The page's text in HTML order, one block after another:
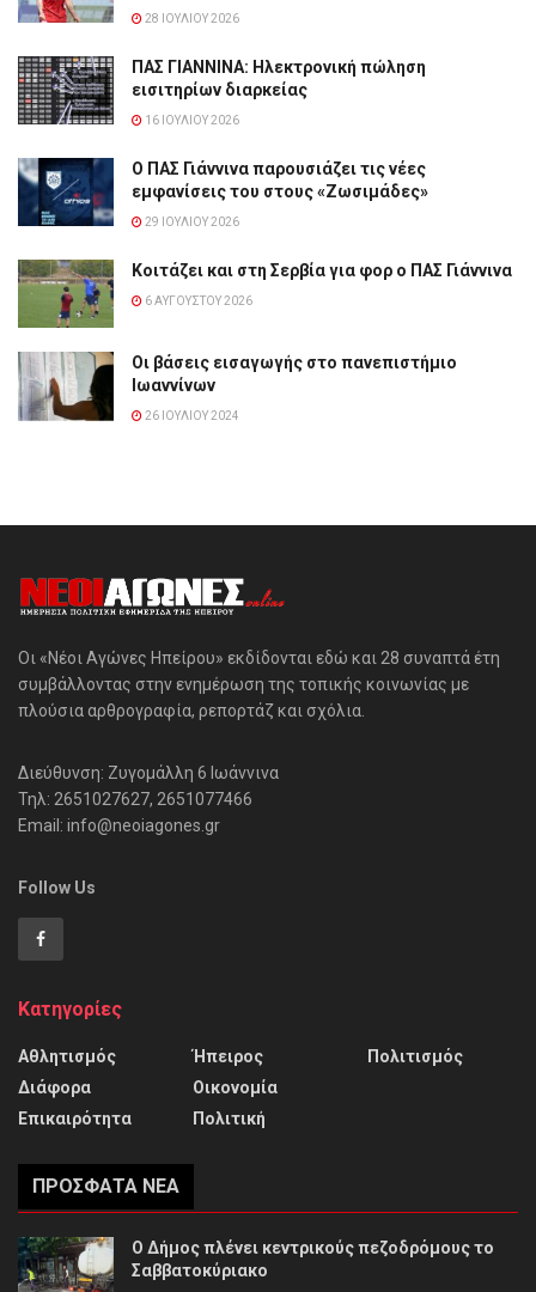
28 ΙΟΥΛΊΟΥ 2026
ΠΑΣ ΓΙΑΝΝΙΝΑ: Hλεκτρονική πώληση
εισιτηρίων διαρκείας
16 ΙΟΥΛΊΟΥ 2026
Ο ΠΑΣ Γιάννινα παρουσιάζει τις νέες
εμφανίσεις του στους «Ζωσιμάδες»
29 ΙΟΥΛΊΟΥ 2026
Κοιτάζει και στη Σερβία για φορ ο ΠΑΣ Γιάννινα
6 ΑΥΓΟΎΣΤΟΥ 2026
Οι βάσεις εισαγωγής στο πανεπιστήμιο
Ιωαννίνων
26 ΙΟΥΛΊΟΥ 2024
Οι «Νέοι Αγώνες Ηπείρου» εκδίδονται εδώ και 28 συναπτά έτη
συμβάλλοντας στην ενημέρωση της τοπικής κοινωνίας με
πλούσια αρθρογραφία, ρεπορτάζ και σχόλια.
Διεύθυνση: Ζυγομάλλη 6 Ιωάννινα
Τηλ: 2651027627, 2651077466
Email: info@neoiagones.gr
Follow Us
Κατηγορίες
Αθλητισμός
Διάφορα
Επικαιρότητα
Ήπειρος
Οικονομία
Πολιτική
Πολιτισμός
ΠΡΌΣΦΑΤΑ ΝΈΑ
Ο Δήμος πλένει κεντρικούς πεζοδρόμους το
Σαββατοκύριακο